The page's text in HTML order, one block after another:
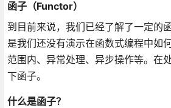
函子（Functor）
到目前来说，我们已经了解了一定的
是我们还没有演示在函数式编程中如
范围内、异常处理、异步操作等。在
下函子。
什么是函子？